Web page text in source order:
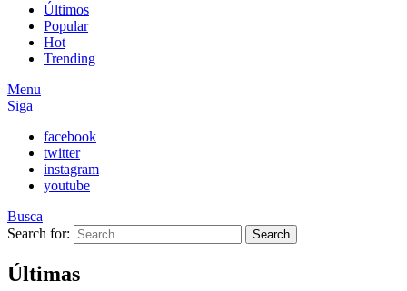
Últimos
Popular
Hot
Trending
Menu
Siga
facebook
twitter
instagram
youtube
Busca
Search for:
Search
Últimas